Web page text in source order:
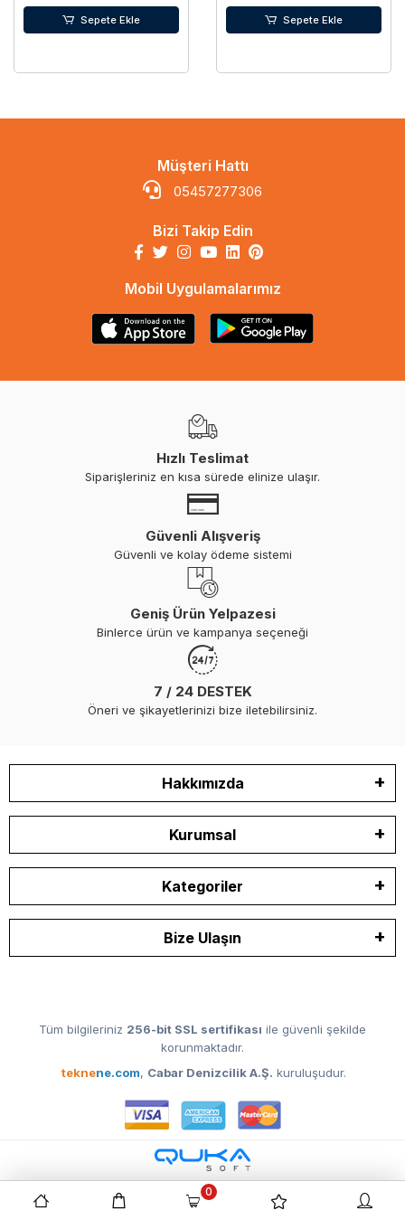
Sepete Ekle Sepete Ekle
Müşteri Hattı
05457277306
Bizi Takip Edin
Mobil Uygulamalarımız
Hızlı Teslimat
Siparişleriniz en kısa sürede elinize ulaşır.
Güvenli Alışveriş
Güvenli ve kolay ödeme sistemi
Geniş Ürün Yelpazesi
Binlerce ürün ve kampanya seçeneği
7 / 24 DESTEK
Öneri ve şikayetlerinizi bize iletebilirsiniz.
Hakkımızda
Kurumsal
Kategoriler
Bize Ulaşın
Tüm bilgileriniz 256-bit SSL sertifikası ile güvenli şekilde
korunmaktadır.
teknene.com, Cabar Denizcilik A.Ş. kuruluşudur.
0